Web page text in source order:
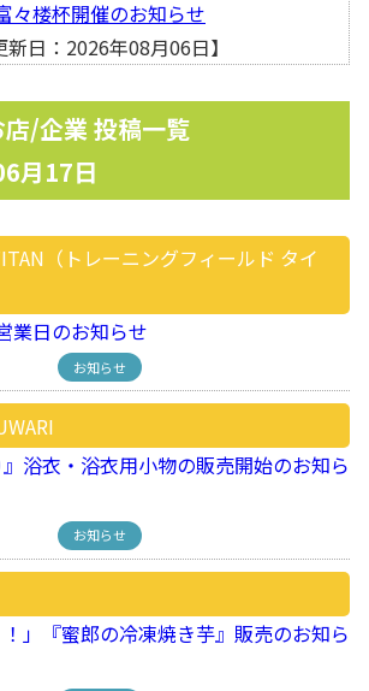
々楼杯開催のお知らせ
新日：2026年08月06日】
店/企業 投稿一覧
月17日
（トレーニングフィールド タイ
日のお知らせ
お知らせ
浴衣・浴衣用小物の販売開始のお知ら
お知らせ
」『蜜郎の冷凍焼き芋』販売のお知ら